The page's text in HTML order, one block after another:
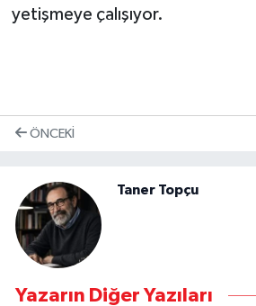
yetişmeye çalışıyor.
ÖNCEKI
Taner Topçu
Yazarın Diğer Yazıları